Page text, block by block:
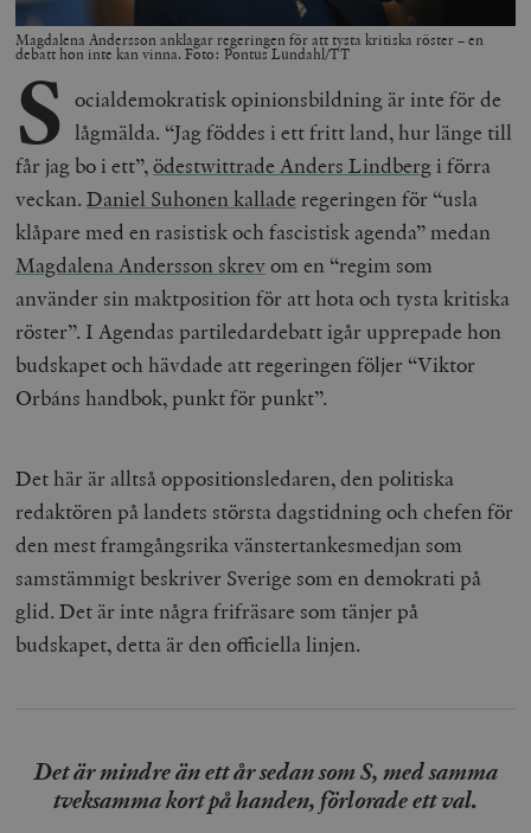
Magdalena Andersson anklagar regeringen för att tysta kritiska röster – en
debatt hon inte kan vinna. Foto: Pontus Lundahl/TT
S ocialdemokratisk opinionsbildning är inte för de
lågmälda. “Jag föddes i ett fritt land, hur länge till
får jag bo i ett”,ödestwittrade Anders Lindbergi förra
veckan.Daniel Suhonen kallade regeringen för “usla
klåpare med en rasistisk och fascistisk agenda” medan
Magdalena Andersson skrevom en “regim som
använder sin maktposition för att hota och tysta kritiska
röster”. I Agendas partiledardebatt igår upprepade hon
budskapet och hävdade att regeringen följer “Viktor
Orbáns handbok, punkt för punkt”.
Det här är alltså oppositionsledaren, den politiska
redaktören på landets största dagstidning och chefen för
den mest framgångsrika vänstertankesmedjan som
samstämmigt beskriver Sverige som en demokrati på
glid. Det är inte några frifräsare som tänjer på
budskapet, detta är den officiella linjen.
Det är mindre än ett år sedan som S, med samma
tveksamma kort på handen, förlorade ett val.